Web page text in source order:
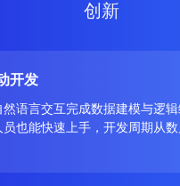
创新
开发
然语言交互完成数据建模与逻
员也能快速上手，开发周期从